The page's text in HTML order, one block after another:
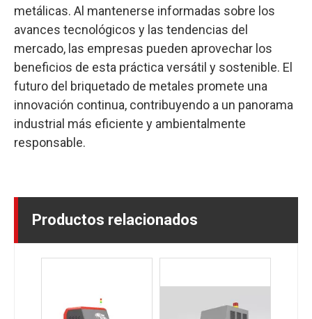
metálicas. Al mantenerse informadas sobre los
avances tecnológicos y las tendencias del
mercado, las empresas pueden aprovechar los
beneficios de esta práctica versátil y sostenible. El
futuro del briquetado de metales promete una
innovación continua, contribuyendo a un panorama
industrial más eficiente y ambientalmente
responsable.
Productos relacionados